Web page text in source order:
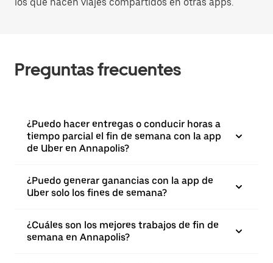
Preguntas frecuentes
¿Puedo hacer entregas o conducir horas a
tiempo parcial el fin de semana con la app
de Uber en Annapolis?
¿Puedo generar ganancias con la app de
Uber solo los fines de semana?
¿Cuáles son los mejores trabajos de fin de
semana en Annapolis?